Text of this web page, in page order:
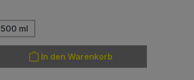
500 ml
gewünschten Wert ein oder benutze die
In den Warenkorb